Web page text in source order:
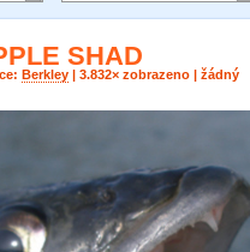
SHAD
Berkley | 3.832× zobrazeno | žádný